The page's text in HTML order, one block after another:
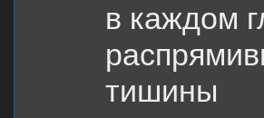
в каждом
тишины